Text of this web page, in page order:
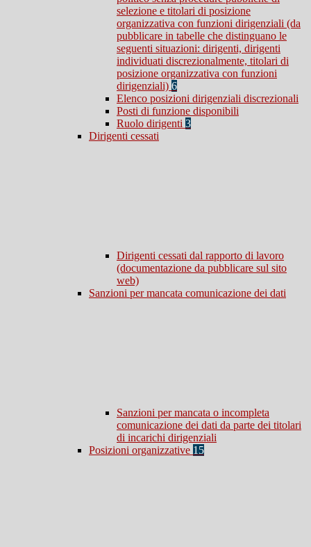
selezione e titolari di posizione
organizzativa con funzioni dirigenziali (da
pubblicare in tabelle che distinguano le
seguenti situazioni: dirigenti, dirigenti
individuati discrezionalmente, titolari di
posizione organizzativa con funzioni
dirigenziali) 6
Elenco posizioni dirigenziali discrezionali
Posti di funzione disponibili
Ruolo dirigenti 3
Dirigenti cessati
Dirigenti cessati dal rapporto di lavoro
(documentazione da pubblicare sul sito
web)
Sanzioni per mancata comunicazione dei dati
Sanzioni per mancata o incompleta
comunicazione dei dati da parte dei titolari
di incarichi dirigenziali
Posizioni organizzative 15